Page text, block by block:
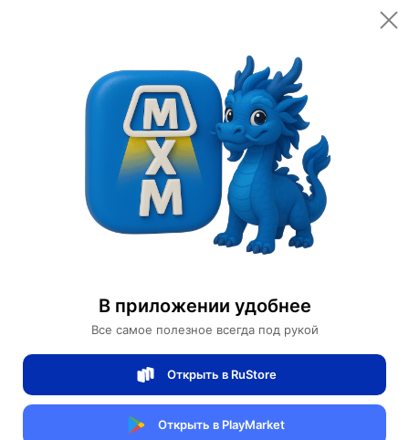
В приложении удобнее
Все самое полезное всегда под рукой
Открыть в RuStore
Открыть в PlayMarket
520 ¥
Доставка Завтра
加入购物车
Безопасная оплата онлайн
Table lamps
Дизайнерские настольные лампы